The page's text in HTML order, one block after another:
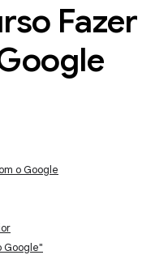
Fazer
o Google
Google"